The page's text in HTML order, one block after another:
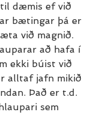
dæmis ef við
bætingar þá er
við magnið.
að hafa í
ekki búist við
alltaf jafn mikið
Það er t.d.
sem